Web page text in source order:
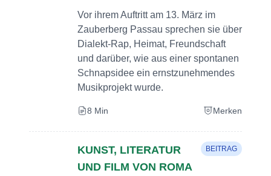
Vor ihrem Auftritt am 13. März im
Zauberberg Passau sprechen sie über
Dialekt-Rap, Heimat, Freundschaft
und darüber, wie aus einer spontanen
Schnapsidee ein ernstzunehmendes
Musikprojekt wurde.
8 Min Merken
KUNST, LITERATUR
UND FILM VON ROMA
BEITRAG